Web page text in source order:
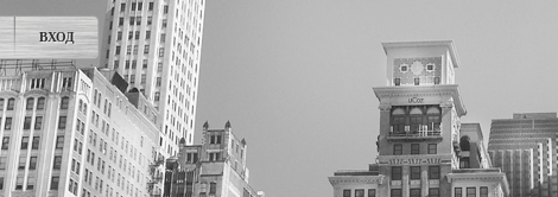
ВХОД